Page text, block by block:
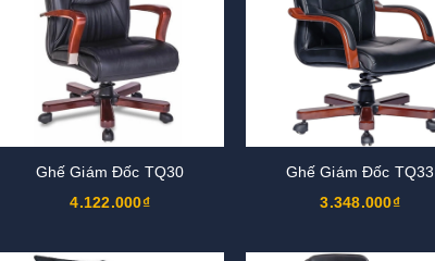
Ghế Giám Đốc TQ30
4.122.000₫
Ghế Giám Đốc TQ33
3.348.000₫